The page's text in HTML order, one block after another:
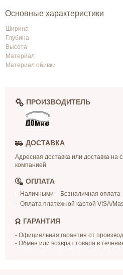
Основные характеристики
Ширина
Глубина
Высота
Материал
Материал обивки
ПРОИЗВОДИТЕЛЬ
ДОСТАВКА
Адресная доставка или доставка на
компанией
ОПЛАТА
Наличными
Безналичная оплата
Оплата платежной картой VISA/
ГАРАНТИЯ
- Официальная гарантия от
- Обмен или возврат товара в